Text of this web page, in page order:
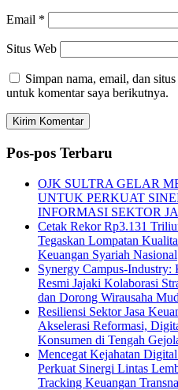
Email *
Situs Web
Simpan nama, email, dan
untuk komentar saya berikutnya.
Pos-pos Terbaru
OJK SULTRA GELAR
UNTUK PERKUAT
INFORMASI SEKTOR
Cetak Rekor Rp3.131
Tegaskan Lompatan
Keuangan Syariah Nasional
Synergy Campus-
Resmi Jajaki Kolaborasi
dan Dorong Wirausaha
Resiliensi Sektor Jasa
Akselerasi Reformasi,
Konsumen di Tengah
Mencegat Kejahatan
Perkuat Sinergi Lintas
Tracking Keuangan